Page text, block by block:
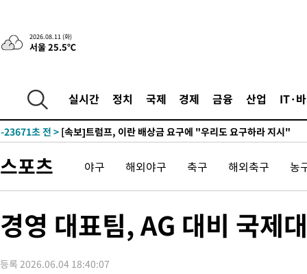
2026.08.11 (화)
서울 25.5℃
실시간 정치 국제 경제 금융 산업 IT·
-23671초 전 > [속보]트럼프, 이란 배상금 요구에 "우리도 요구하라 지시"
스포츠 야구 해외야구 축구 해외축구 농
경영 대표팀, AG 대비 국제
등록 2026.06.04 18:40:07